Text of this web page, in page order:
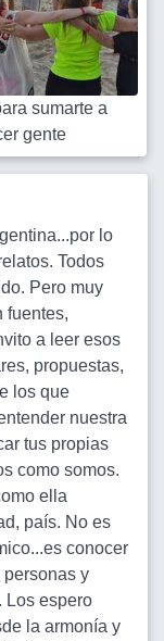
sumarte a
gente
lo
Todos
Pero muy
fuentes,
a leer esos
propuestas,
los que
nuestra
tus propias
como somos.
ella
país. No es
conocer
y
Los espero
la armonía y